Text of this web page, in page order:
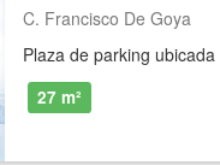
C. Francisco De Goya
27 m²